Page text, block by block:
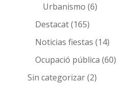
Urbanismo (6)
Destacat(165)
Noticias fiestas (14)
Ocupació pública (60)
Sin categorizar(2)